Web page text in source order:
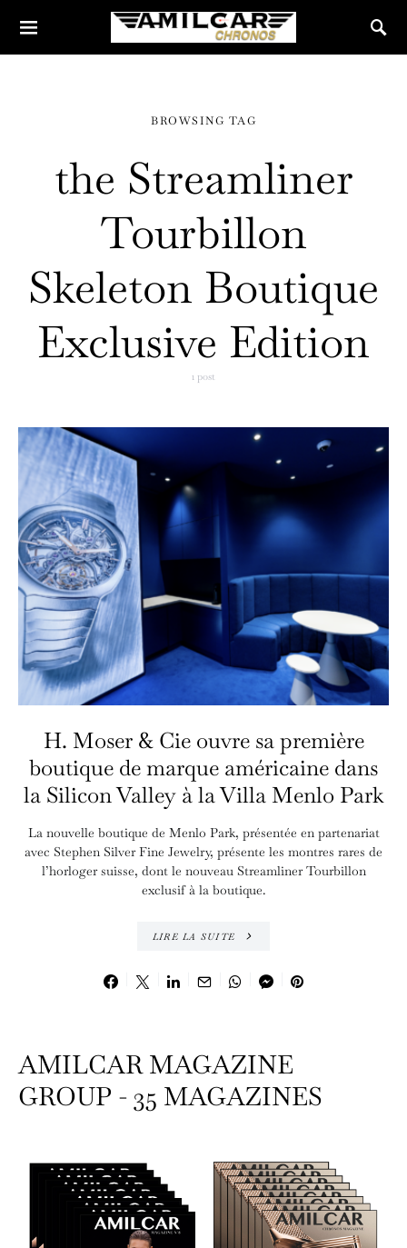
BROWSING TAG
the Streamliner
Tourbillon
Skeleton Boutique
Exclusive Edition
1 post
H. Moser & Cie ouvre sa première
boutique de marque américaine dans
la Silicon Valley à la Villa Menlo Park
La nouvelle boutique de Menlo Park, présentée en partenariat
avec Stephen Silver Fine Jewelry, présente les montres rares de
l’horloger suisse, dont le nouveau Streamliner Tourbillon
exclusif à la boutique.
LIRE LA SUITE
AMILCAR MAGAZINE
GROUP - 35 MAGAZINES